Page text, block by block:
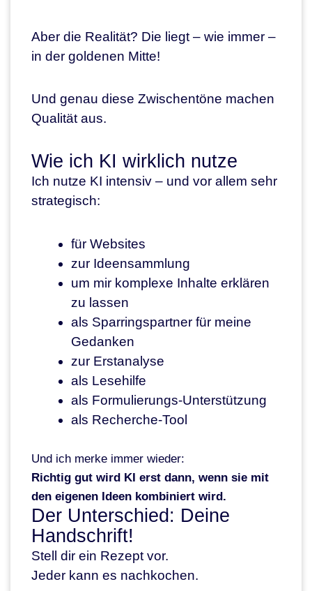
Aber die Realität? Die liegt – wie immer –
in der goldenen Mitte!
Und genau diese Zwischentöne machen
Qualität aus.
Wie ich KI wirklich nutze
Ich nutze KI intensiv – und vor allem sehr
strategisch:
für Websites
zur Ideensammlung
um mir komplexe Inhalte erklären
zu lassen
als Sparringspartner für meine
Gedanken
zur Erstanalyse
als Lesehilfe
als Formulierungs-Unterstützung
als Recherche-Tool
Und ich merke immer wieder:
Richtig gut wird KI erst dann, wenn sie mit
den eigenen Ideen kombiniert wird.
Der Unterschied: Deine
Handschrift!
Stell dir ein Rezept vor.
Jeder kann es nachkochen.